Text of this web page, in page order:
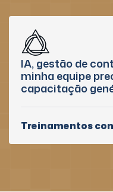
IA, gestão de
minha equipe
capacitação
Treinamentos